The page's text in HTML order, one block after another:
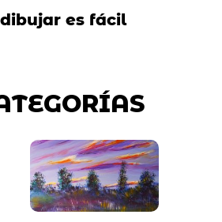
es fácil